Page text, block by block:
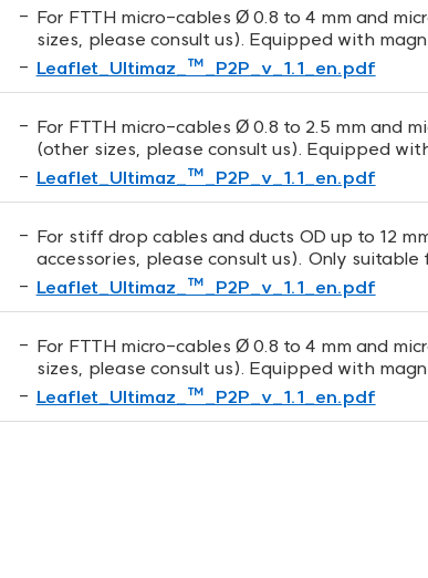
For FTTH micro-cables Ø 0.8 to 4 mm and
sizes, please consult us). Equipped with
Leaflet_Ultimaz_™_P2P_v_1.1_en.pdf
For FTTH micro-cables Ø 0.8 to 2.5 mm and
(other sizes, please consult us). Equipped
Leaflet_Ultimaz_™_P2P_v_1.1_en.pdf
For stiff drop cables and ducts OD up to 12
accessories, please consult us). Only suitable
Leaflet_Ultimaz_™_P2P_v_1.1_en.pdf
For FTTH micro-cables Ø 0.8 to 4 mm and
sizes, please consult us). Equipped with
Leaflet_Ultimaz_™_P2P_v_1.1_en.pdf